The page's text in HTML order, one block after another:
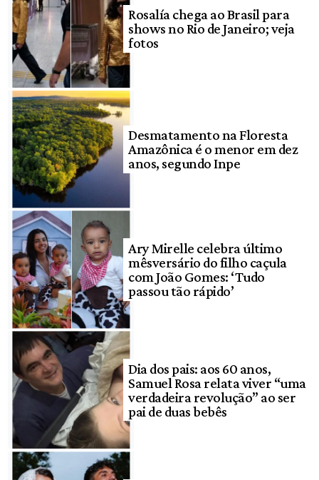
Rosalía chega ao Brasil para
shows no Rio de Janeiro; veja
fotos
Desmatamento na Floresta
Amazônica é o menor em dez
anos, segundo Inpe
Ary Mirelle celebra último
mêsversário do filho caçula
com João Gomes: ‘Tudo
passou tão rápido’
Dia dos pais: aos 60 anos,
Samuel Rosa relata viver “uma
verdadeira revolução” ao ser
pai de duas bebês